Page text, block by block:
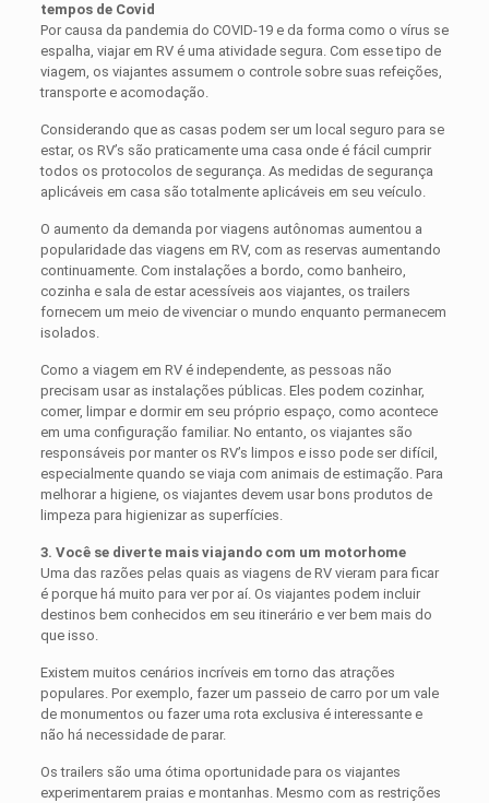
tempos de Covid
Por causa da pandemia do COVID-19 e da forma como o vírus se
espalha, viajar em RV é uma atividade segura. Com esse tipo de
viagem, os viajantes assumem o controle sobre suas refeições,
transporte e acomodação.
Considerando que as casas podem ser um local seguro para se
estar, os RV’s são praticamente uma casa onde é fácil cumprir
todos os protocolos de segurança. As medidas de segurança
aplicáveis ​​em casa são totalmente aplicáveis em seu veículo.
O aumento da demanda por viagens autônomas aumentou a
popularidade das viagens em RV, com as reservas aumentando
continuamente. Com instalações a bordo, como banheiro,
cozinha e sala de estar acessíveis aos viajantes, os trailers
fornecem um meio de vivenciar o mundo enquanto permanecem
isolados.
Como a viagem em RV é independente, as pessoas não
precisam usar as instalações públicas. Eles podem cozinhar,
comer, limpar e dormir em seu próprio espaço, como acontece
em uma configuração familiar. No entanto, os viajantes são
responsáveis ​​por manter os RV’s limpos e isso pode ser difícil,
especialmente quando se viaja com animais de estimação. Para
melhorar a higiene, os viajantes devem usar bons produtos de
limpeza para higienizar as superfícies.
3. Você se diverte mais viajando com um motorhome
Uma das razões pelas quais as viagens de RV vieram para ficar
é porque há muito para ver por aí. Os viajantes podem incluir
destinos bem conhecidos em seu itinerário e ver bem mais do
que isso.
Existem muitos cenários incríveis em torno das atrações
populares. Por exemplo, fazer um passeio de carro por um vale
de monumentos ou fazer uma rota exclusiva é interessante e
não há necessidade de parar.
Os trailers são uma ótima oportunidade para os viajantes
experimentarem praias e montanhas. Mesmo com as restrições